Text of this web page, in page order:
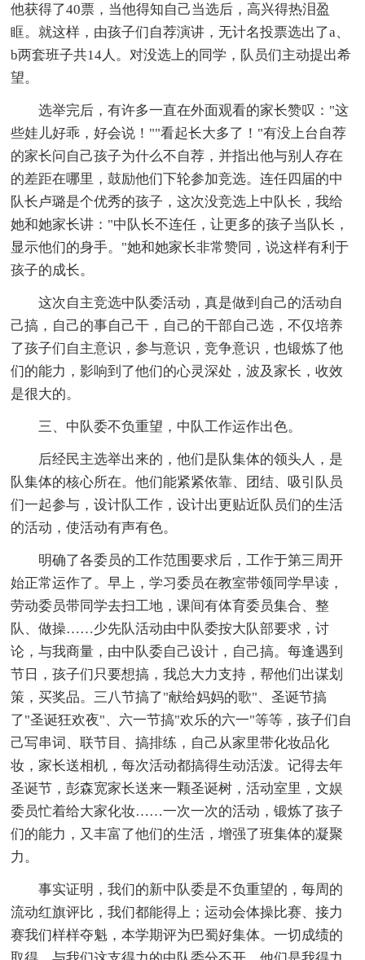
他获得了40票，当他得知自己当选后，高兴得热泪盈
眶。就这样，由孩子们自荐演讲，无计名投票选出了a、
b两套班子共14人。对没选上的同学，队员们主动提出希
望。
选举完后，有许多一直在外面观看的家长赞叹："这
些娃儿好乖，好会说！""看起长大多了！"有没上台自荐
的家长问自己孩子为什么不自荐，并指出他与别人存在
的差距在哪里，鼓励他们下轮参加竞选。连任四届的中
队长卢璐是个优秀的孩子，这次没竞选上中队长，我给
她和她家长讲："中队长不连任，让更多的孩子当队长，
显示他们的身手。"她和她家长非常赞同，说这样有利于
孩子的成长。
这次自主竞选中队委活动，真是做到自己的活动自
己搞，自己的事自己干，自己的干部自己选，不仅培养
了孩子们自主意识，参与意识，竞争意识，也锻炼了他
们的能力，影响到了他们的心灵深处，波及家长，收效
是很大的。
三、中队委不负重望，中队工作运作出色。
后经民主选举出来的，他们是队集体的领头人，是
队集体的核心所在。他们能紧紧依靠、团结、吸引队员
们一起参与，设计队工作，设计出更贴近队员们的生活
的活动，使活动有声有色。
明确了各委员的工作范围要求后，工作于第三周开
始正常运作了。早上，学习委员在教室带领同学早读，
劳动委员带同学去扫工地，课间有体育委员集合、整
队、做操……少先队活动由中队委按大队部要求，讨
论，与我商量，由中队委自己设计，自己搞。每逢遇到
节日，孩子们只要想搞，我总大力支持，帮他们出谋划
策，买奖品。三八节搞了"献给妈妈的歌"、圣诞节搞
了"圣诞狂欢夜"、六一节搞"欢乐的六一"等等，孩子们自
己写串词、联节目、搞排练，自己从家里带化妆品化
妆，家长送相机，每次活动都搞得生动活泼。记得去年
圣诞节，彭森宽家长送来一颗圣诞树，活动室里，文娱
委员忙着给大家化妆……一次一次的活动，锻炼了孩子
们的能力，又丰富了他们的生活，增强了班集体的凝聚
力。
事实证明，我们的新中队委是不负重望的，每周的
流动红旗评比，我们都能得上；运动会体操比赛、接力
赛我们样样夺魁，本学期评为巴蜀好集体。一切成绩的